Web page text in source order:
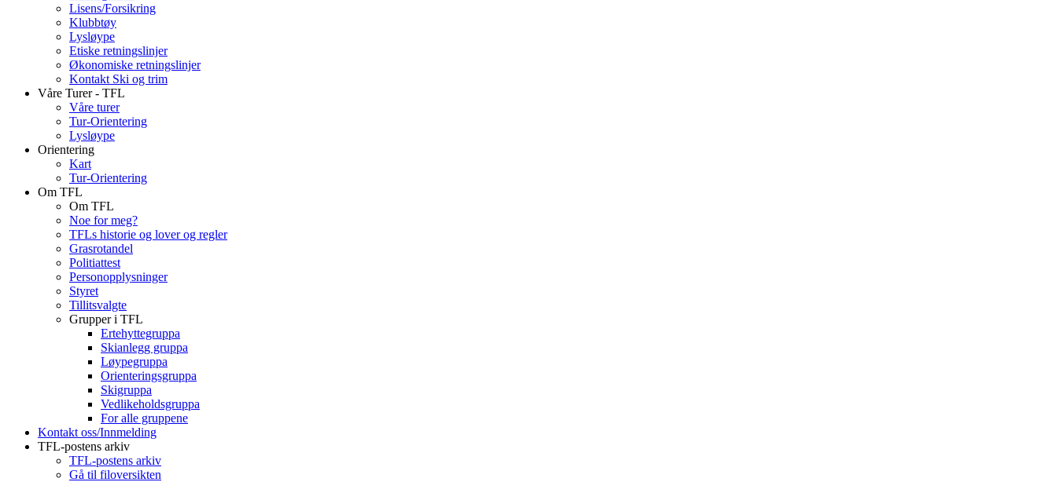
Lisens/Forsikring
Klubbtøy
Lysløype
Etiske retningslinjer
Økonomiske retningslinjer
Kontakt Ski og trim
Våre Turer - TFL
Våre turer
Tur-Orientering
Lysløype
Orientering
Kart
Tur-Orientering
Om TFL
Om TFL
Noe for meg?
TFLs historie og lover og regler
Grasrotandel
Politiattest
Personopplysninger
Styret
Tillitsvalgte
Grupper i TFL
Ertehyttegruppa
Skianlegg gruppa
Løypegruppa
Orienteringsgruppa
Skigruppa
Vedlikeholdsgruppa
For alle gruppene
Kontakt oss/Innmelding
TFL-postens arkiv
TFL-postens arkiv
Gå til filoversikten